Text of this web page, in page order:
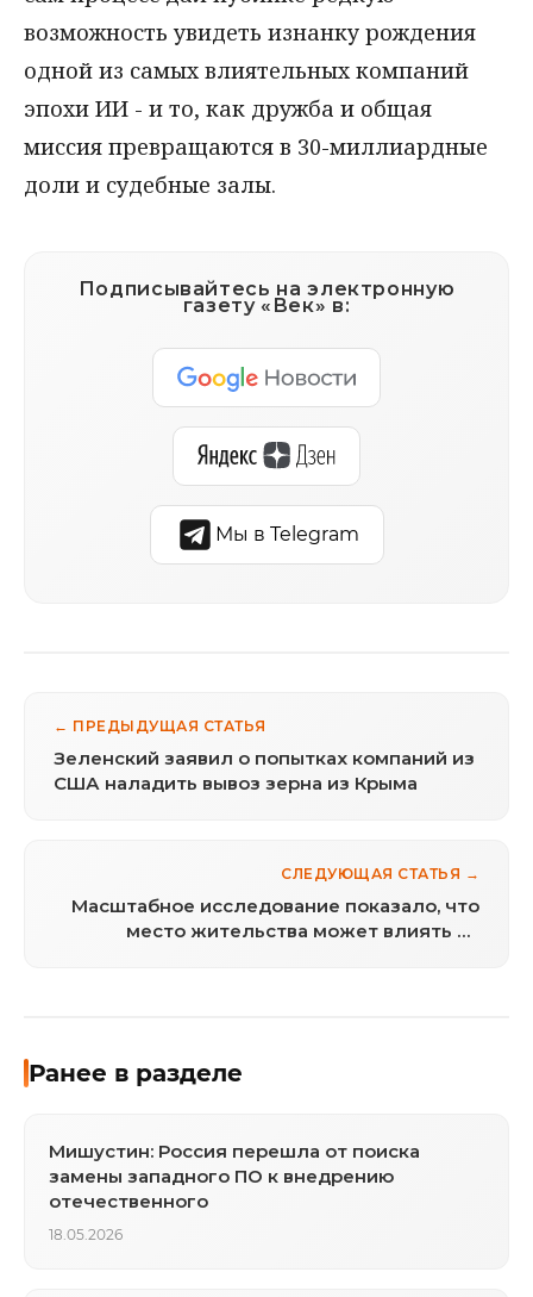
возможность увидеть изнанку рождения
одной из самых влиятельных компаний
эпохи ИИ - и то, как дружба и общая
миссия превращаются в 30-миллиардные
доли и судебные залы.
Подписывайтесь на электронную
газету «Век» в:
Мы в Telegram
← ПРЕДЫДУЩАЯ СТАТЬЯ
Зеленский заявил о попытках компаний из
США наладить вывоз зерна из Крыма
СЛЕДУЮЩАЯ СТАТЬЯ →
Масштабное исследование показало, что
место жительства может влиять на
Ранее в разделе
Мишустин: Россия перешла от поиска
замены западного ПО к внедрению
отечественного
18.05.2026